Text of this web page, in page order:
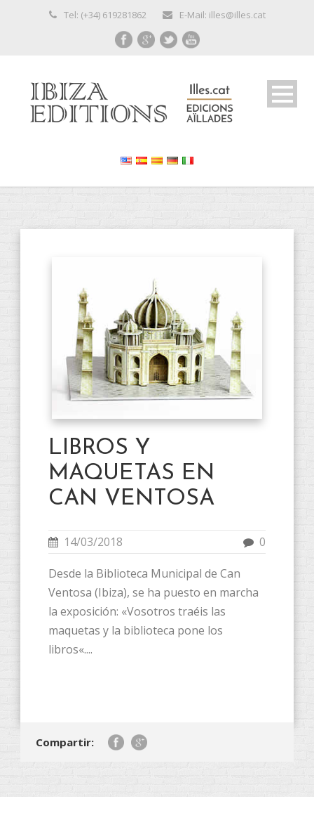
Tel: (+34) 619281862 E-Mail: illes@illes.cat
LIBROS Y
MAQUETAS EN
CAN VENTOSA
14/03/2018 0
Desde la Biblioteca Municipal de Can
Ventosa (Ibiza), se ha puesto en marcha
la exposición: «Vosotros traéis las
maquetas y la biblioteca pone los
libros«....
Compartir: